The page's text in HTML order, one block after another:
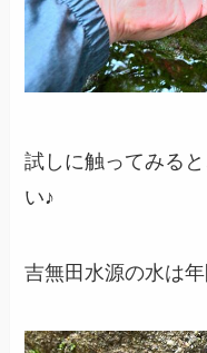
試しに触ってみる
い♪
吉無田水源の水は